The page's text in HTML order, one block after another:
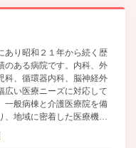
あり昭和２１年から続く歴
のある病院です。内科、外
科、循環器内科、脳神経外
広い医療ニーズに対応して
一般病棟と介護医療院を備
、地域に密着した医療機関
能しています。職員に対し
クライフバランスに積極的